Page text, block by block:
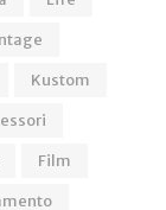
Kustom
Film